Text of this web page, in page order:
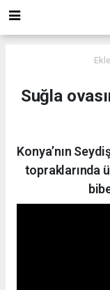
Suğla
Konya’nın
topraklarında